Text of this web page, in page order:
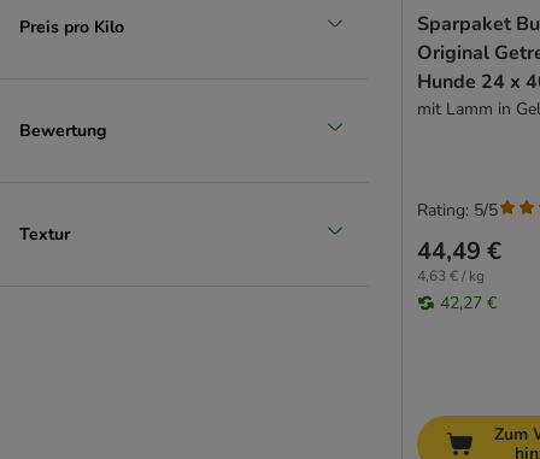
Rodi
Smølke
Ultima
Preis pro Kilo
Bewertung
Textur
Sparpaket
Original
Hunde 24 x
mit Lamm in
44,49 €
4,63 € / kg
42,27 €
Rating: 5/5
Zum